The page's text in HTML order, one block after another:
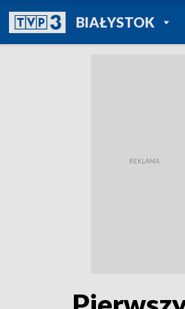
BIAŁYSTOK
POWRÓT
TVP